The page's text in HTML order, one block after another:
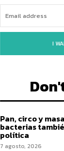
I
Pan, circo y
bacterias
política
7 agosto, 2026